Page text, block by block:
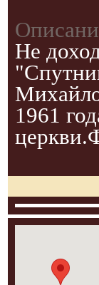
Не
1961